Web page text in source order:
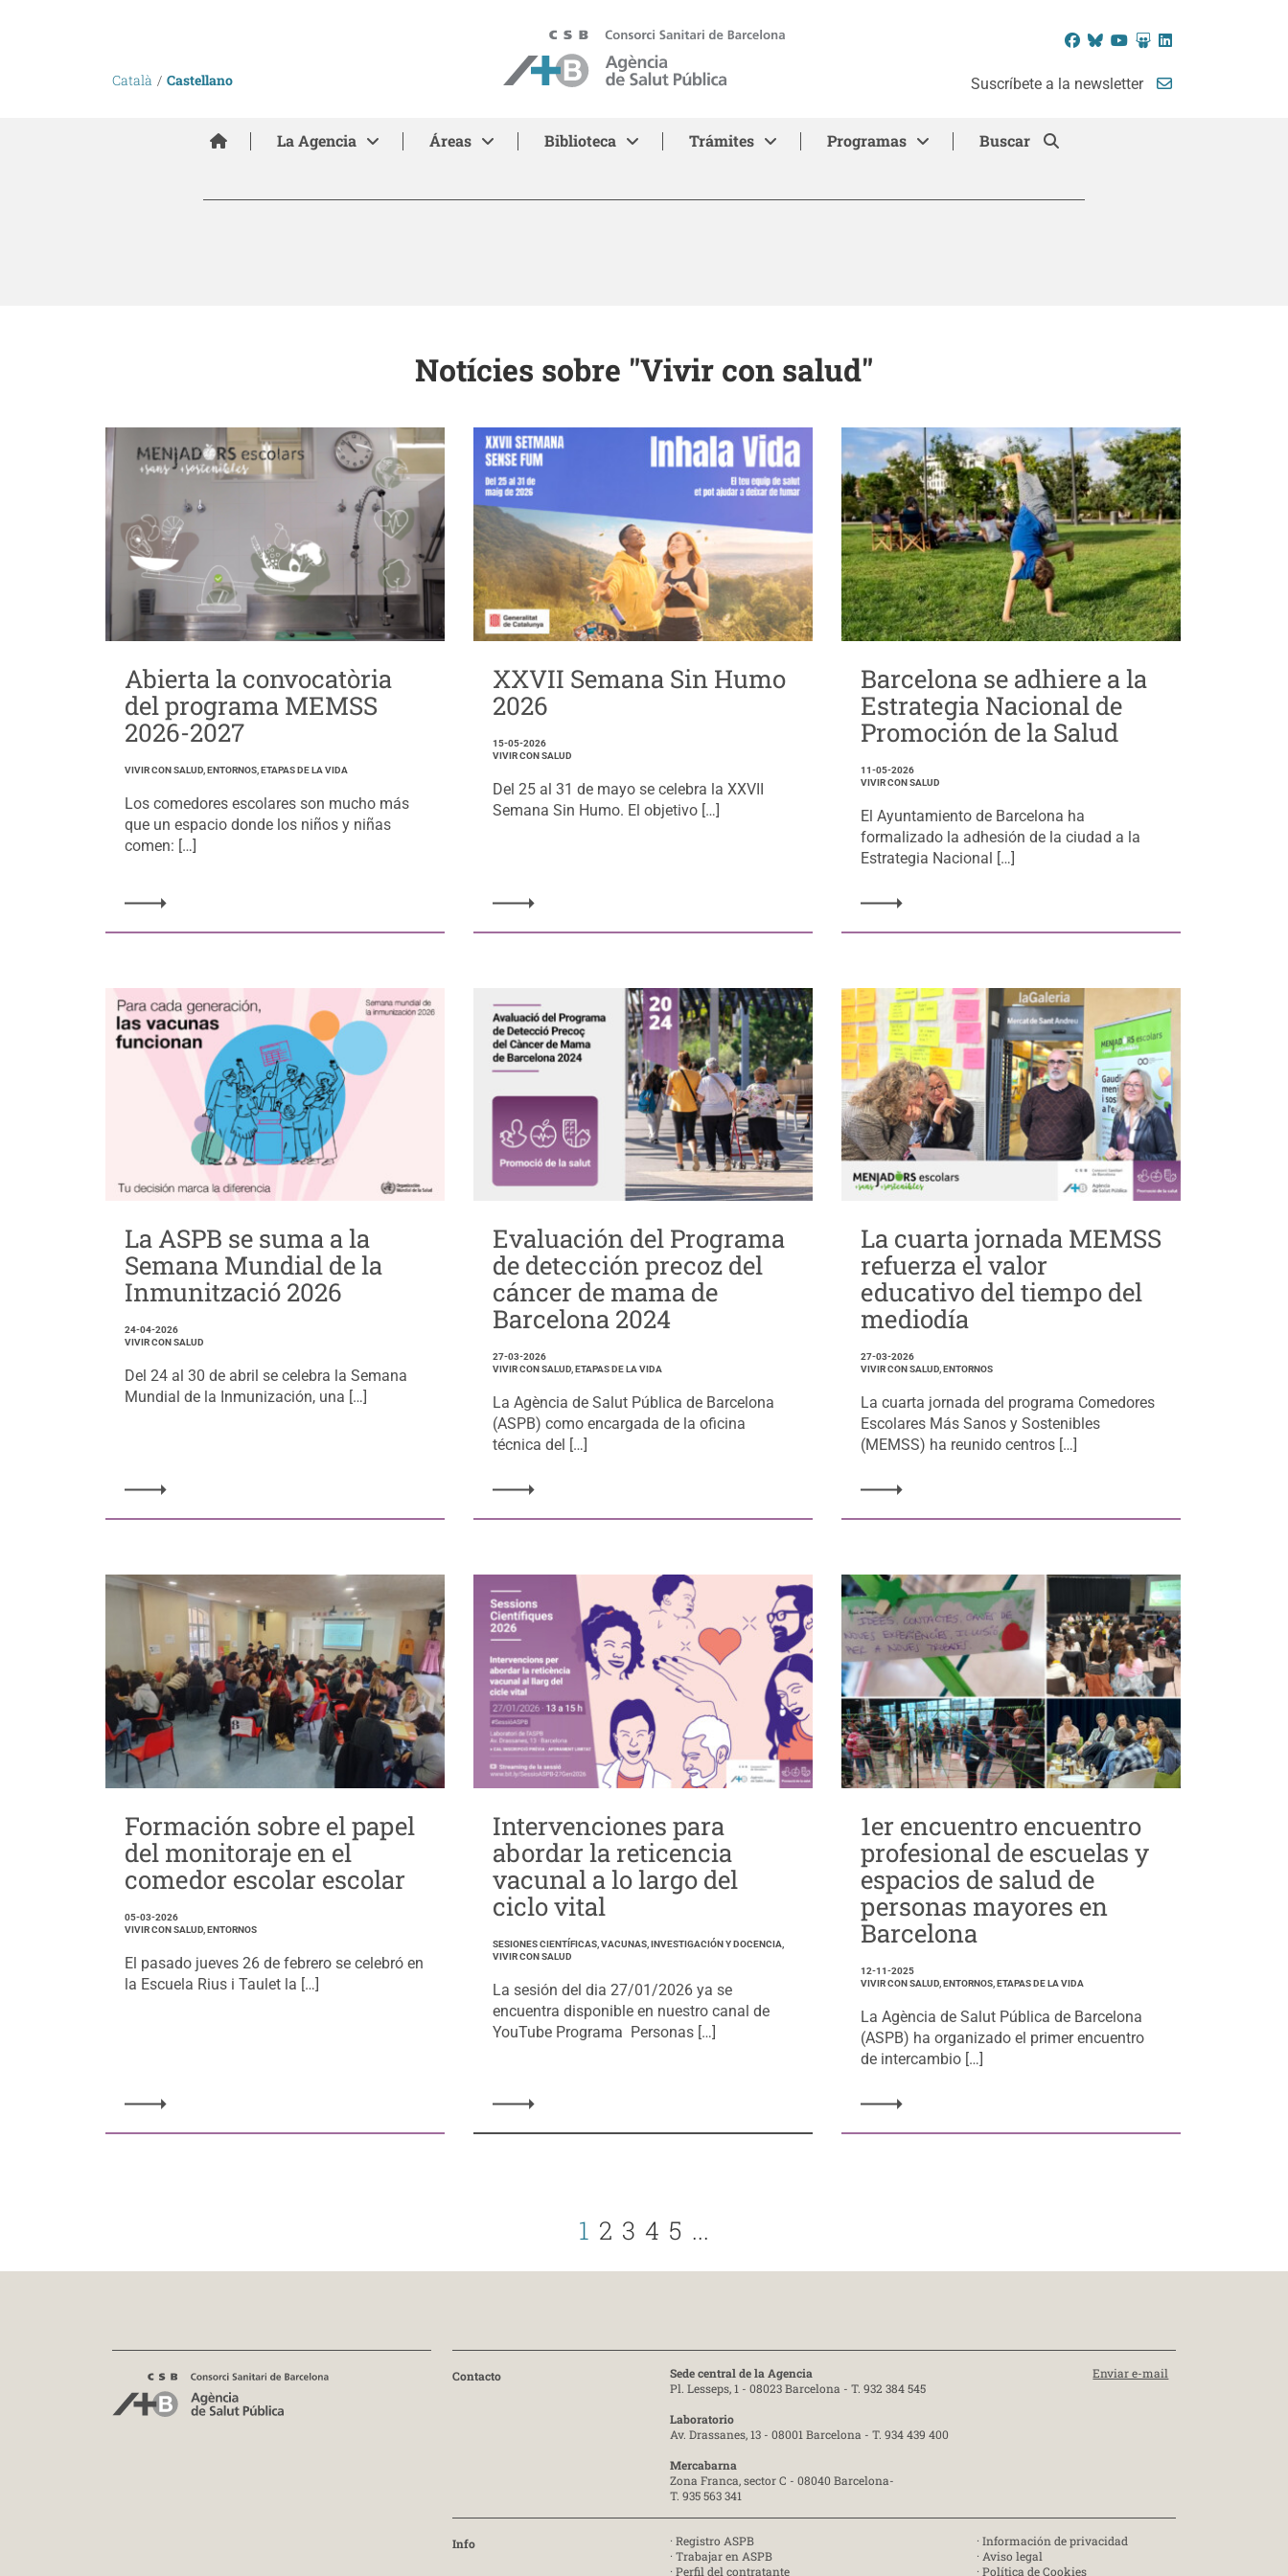
Català Castellano
Facebook
BlueskyYouTube
SlideShare
LinkedIn
Suscríbete a la newsletter
Inici La Agencia Áreas Biblioteca Trámites Programas Buscar
Notícies sobre "Vivir con salud"
Abierta la convocatòria
del programa MEMSS
2026-2027
VIVIR CON SALUD, ENTORNOS, ETAPAS DE LA VIDA
Los comedores escolares son mucho más
que un espacio donde los niños y niñas
comen: […]
XXVII Semana Sin Humo
2026
15-05-2026
VIVIR CON SALUD
Del 25 al 31 de mayo se celebra la XXVII
Semana Sin Humo. El objetivo […]
Barcelona se adhiere a la
Estrategia Nacional de
Promoción de la Salud
11-05-2026
VIVIR CON SALUD
El Ayuntamiento de Barcelona ha
formalizado la adhesión de la ciudad a la
Estrategia Nacional […]
La ASPB se suma a la
Semana Mundial de la
Inmunització 2026
24-04-2026
VIVIR CON SALUD
Del 24 al 30 de abril se celebra la Semana
Mundial de la Inmunización, una […]
Evaluación del Programa
de detección precoz del
cáncer de mama de
Barcelona 2024
27-03-2026
VIVIR CON SALUD, ETAPAS DE LA VIDA
La Agència de Salut Pública de Barcelona
(ASPB) como encargada de la oficina
técnica del […]
La cuarta jornada MEMSS
refuerza el valor
educativo del tiempo del
mediodía
27-03-2026
VIVIR CON SALUD, ENTORNOS
La cuarta jornada del programa Comedores
Escolares Más Sanos y Sostenibles
(MEMSS) ha reunido centros […]
Formación sobre el papel
del monitoraje en el
comedor escolar escolar
05-03-2026
VIVIR CON SALUD, ENTORNOS
El pasado jueves 26 de febrero se celebró en
la Escuela Rius i Taulet la […]
Intervenciones para
abordar la reticencia
vacunal a lo largo del
ciclo vital
SESIONES CIENTÍFICAS, VACUNAS, INVESTIGACIÓN Y DOCENCIA,
VIVIR CON SALUD
La sesión del dia 27/01/2026 ya se
encuentra disponible en nuestro canal de
YouTube Programa Personas […]
1er encuentro encuentro
profesional de escuelas y
espacios de salud de
personas mayores en
Barcelona
12-11-2025
VIVIR CON SALUD, ENTORNOS, ETAPAS DE LA VIDA
La Agència de Salut Pública de Barcelona
(ASPB) ha organizado el primer encuentro
de intercambio […]
1 2 3 4 5 ...
Contacto
Sede central de la Agencia
Pl. Lesseps, 1 - 08023 Barcelona - T. 932 384 545
Laboratorio
Av. Drassanes, 13 - 08001 Barcelona - T. 934 439 400
Mercabarna
Zona Franca, sector C - 08040 Barcelona-
T. 935 563 341
Enviar e-mail
Info · Registro ASPB
· Trabajar en ASPB
· Perfil del contratante
· Información de privacidad
· Aviso legal
· Política de Cookies